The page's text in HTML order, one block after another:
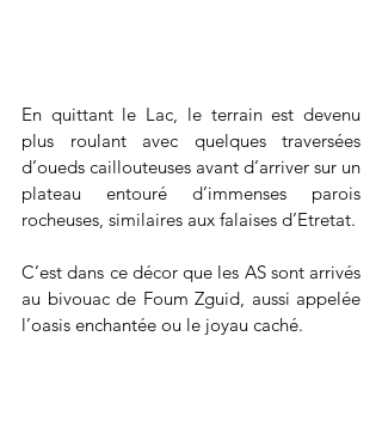
En quittant le Lac, le terrain est devenu
plus roulant avec quelques traversées
d’oueds caillouteuses avant d’arriver sur un
plateau entouré d’immenses parois
rocheuses, similaires aux falaises d’Etretat.
C’est dans ce décor que les AS sont arrivés
au bivouac de Foum Zguid, aussi appelée
l’oasis enchantée ou le joyau caché.